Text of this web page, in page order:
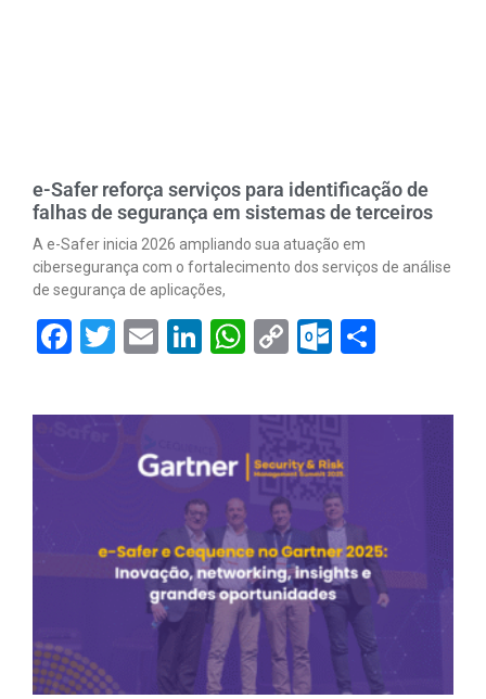
e-Safer reforça serviços para identificação de
falhas de segurança em sistemas de terceiros
A e-Safer inicia 2026 ampliando sua atuação em
cibersegurança com o fortalecimento dos serviços de análise
de segurança de aplicações,
Facebook
Twitter
EmailLinkedIn
WhatsApp
Copy